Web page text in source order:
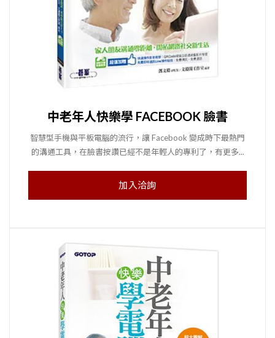
中老年人快樂學 FACEBOOK 臉書
智慧型手機與平板電腦的流行，讓 Facebook 變成時下最熱門
的溝通工具，在臉書按讚已經不是年輕人的專利了，有更多...
加入洽詢